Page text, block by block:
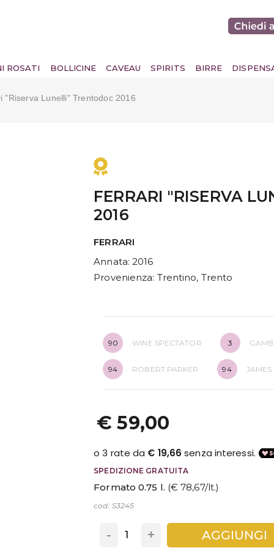
ROSATI BOLLICINE CAVEAU SPIRITS BIRRE
"riserva Lunelli" Trentodoc 2016
FERRARI "RISERVA
2016
FERRARI
Annata: 2016
Provenienza: Trentino, Trento
90 WINE SPECTATOR 3
94 ROBERT PARKER 94 JAMES
€ 59,00
SPEDIZIONE GRATUITA
Formato 0.75 l. (€ 78,67/lt.)
cod. S3245
- + AGGIUNGI